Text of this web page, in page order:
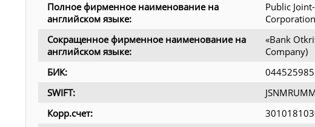
Полное фирменное наименование на
английском языке:
Public
Сокращенное фирменное наименование на
английском языке:
«Bank
Company)
БИК:
044525985
SWIFT:
JSNMRUMM
Корр.счет: